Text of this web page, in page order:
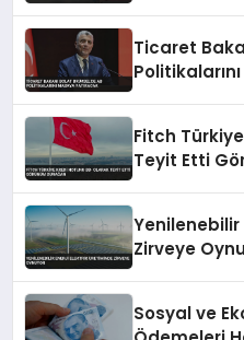
Ticaret
Fitch
Teyit Etti
Yenilenebilir
Zirveye
Sosyal ve